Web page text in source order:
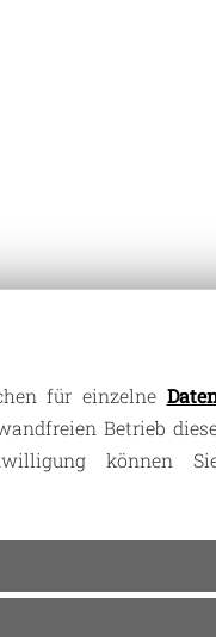
für einzelne
Betrieb
können